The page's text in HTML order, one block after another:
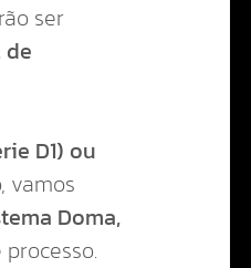
ser
de
D1) ou
vamos
Doma,